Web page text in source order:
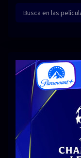
Comedia
Terror
Fantástico
Bélico
Biográfico
SERIES
Series 1080p